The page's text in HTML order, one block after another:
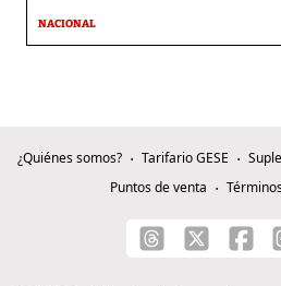
NACIONAL
¿Quiénes somos? Tarifario GESE
Puntos de venta